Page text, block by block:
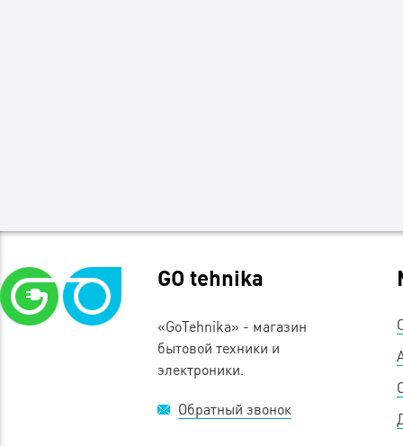
GO tehnika
«GoTehnika» - магазин
бытовой техники и
электроники.
Обратный звонок